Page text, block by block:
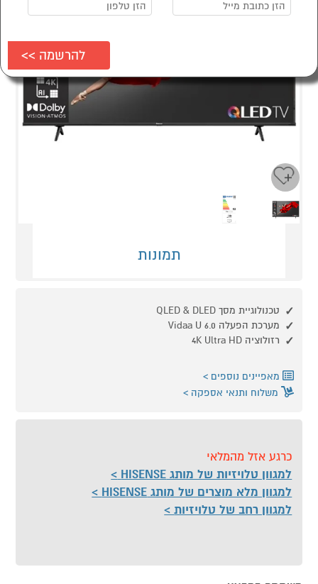
תמונות
טכנולוגיית מסך QLED & DLED
מערכת הפעלה Vidaa U 6.0
רזולוציה 4K Ultra HD
מאפיינים נוספים
משלוח ותנאי אספקה
כרגע אזל מהמלאי
למגוון טלויזיות של מותג HISENSE
למגוון מלא מוצרים של מותג HISENSE
למגוון רחב של טלויזיות